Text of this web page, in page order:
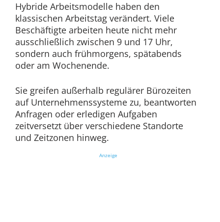
Hybride Arbeitsmodelle haben den
klassischen Arbeitstag verändert. Viele
Beschäftigte arbeiten heute nicht mehr
ausschließlich zwischen 9 und 17 Uhr,
sondern auch frühmorgens, spätabends
oder am Wochenende.
Sie greifen außerhalb regulärer Bürozeiten
auf Unternehmenssysteme zu, beantworten
Anfragen oder erledigen Aufgaben
zeitversetzt über verschiedene Standorte
und Zeitzonen hinweg.
Anzeige